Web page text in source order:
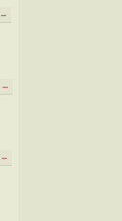
–
–
–